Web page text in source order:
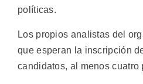
políticas.
Los propios analistas del
que esperan la inscripción
candidatos, al menos cuatro